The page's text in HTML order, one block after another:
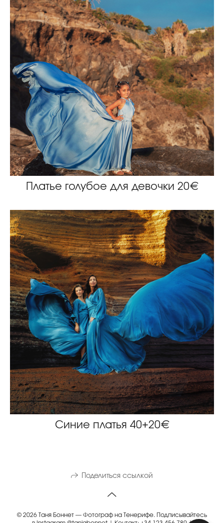
Платье голубое для девочки 20€
Синие платья 40+20€
Поделиться ссылкой
© 2026 Таня Боннет — Фотограф на Тенерифе. Подписывайтесь